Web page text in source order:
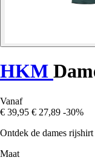
HKM
Vanaf
€ 39,95 € 27,89 -30%
Ontdek de dames
Maat